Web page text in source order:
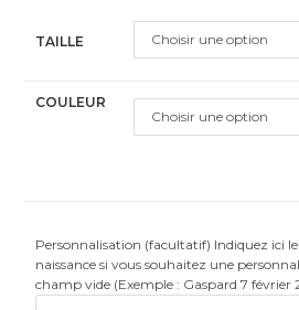
TAILLE Choisir une option
COULEUR
Choisir une option
Personnalisation (facultatif) Indiquez ici
naissance si vous souhaitez une
champ vide (Exemple : Gaspard 7 février